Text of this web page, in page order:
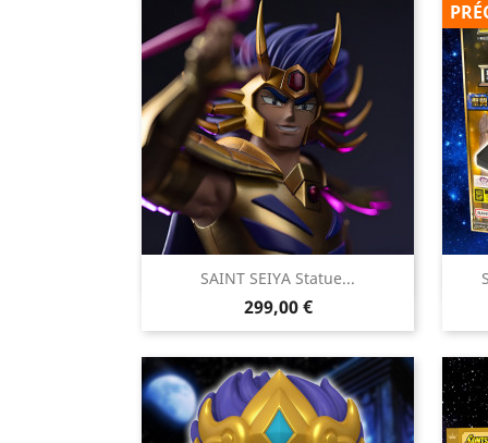
SAINT SEIYA Statue...
Prix
299,00 €
Aperçu rapide